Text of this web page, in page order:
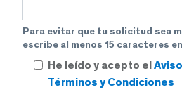
Para evitar que tu solicitud sea
escribe al menos 15 caracteres
He leído y acepto el
Términos y Condiciones